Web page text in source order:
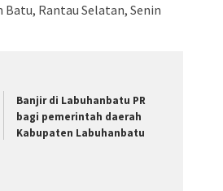
Rantau Selatan, Senin
Banjir di Labuhanbatu PR
bagi pemerintah daerah
Kabupaten Labuhanbatu